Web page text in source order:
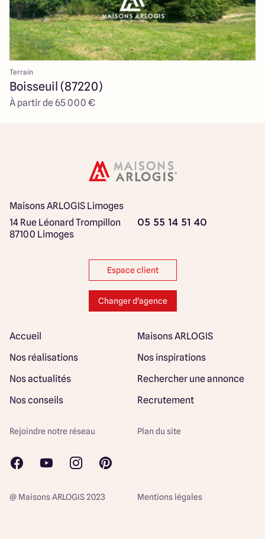
Terrain
Boisseuil (87220)
À partir de 65 000 €
Maisons ARLOGIS Limoges
14 Rue Léonard Trompillon
87100 Limoges
05 55 14 51 40
Espace client
Changer d'agence
Accueil
Maisons ARLOGIS
Nos réalisations
Nos inspirations
Nos actualités
Rechercher une annonce
Nos conseils
Recrutement
Mentions légales
Rejoindre notre réseau Plan du site
@ Maisons ARLOGIS 2023